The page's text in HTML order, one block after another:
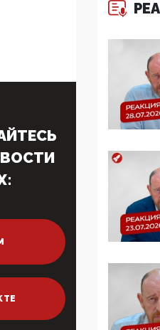
05:00, 13
Разбор
11:53, 09